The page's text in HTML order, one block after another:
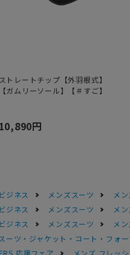
ストレートチップ【外羽根式】
【ガムリーソール】【＃すご】
10,890円
ジネス メンズスーツ
メ
ジネス メンズスーツ
メ
ジネス メンズスーツ
メ
ーツ・ジャケット・コート・フォ
応援フェア メンズ フレッ